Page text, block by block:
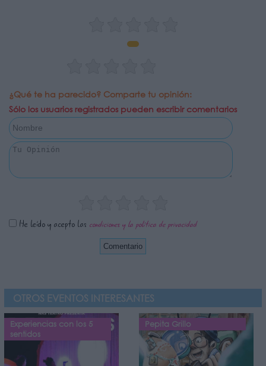
¿Qué te ha parecido? Comparte tu opinión:
Sólo los usuarios registrados pueden escribir comentarios
He leído y acepto las condiciones y la política de privacidad
OTROS EVENTOS INTERESANTES
Experiencias con los 5
sentidos
Pepita Grillo